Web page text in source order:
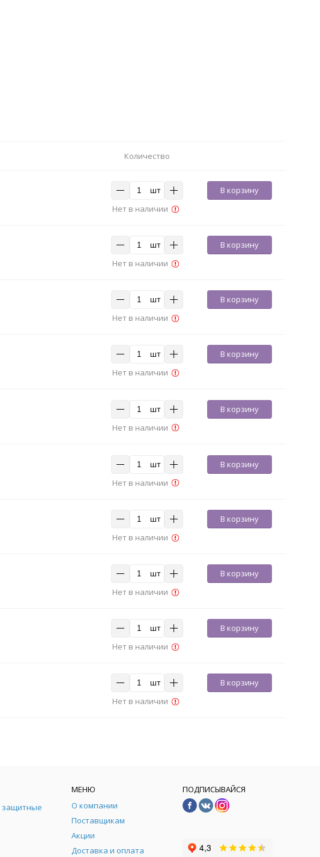
Количество
шт
В корзину
Нет в наличии
шт
В корзину
Нет в наличии
шт
В корзину
Нет в наличии
шт
В корзину
Нет в наличии
шт
В корзину
Нет в наличии
шт
В корзину
Нет в наличии
шт
В корзину
Нет в наличии
шт
В корзину
Нет в наличии
шт
В корзину
Нет в наличии
шт
В корзину
Нет в наличии
МЕНЮ
О компании
Поставщикам
Акции
Доставка и оплата
ПОДПИСЫВАЙСЯ